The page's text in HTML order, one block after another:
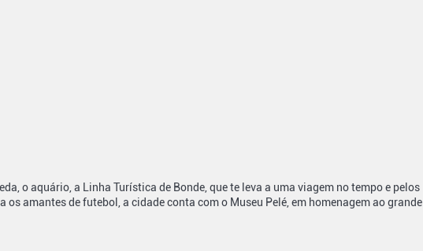
o aquário, a Linha Turística de Bonde, que te leva a uma viagem no tempo e pelos
amantes de futebol, a cidade conta com o Museu Pelé, em homenagem ao grande